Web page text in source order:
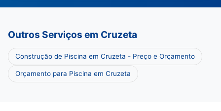
Outros Serviços em Cruzeta
Construção de Piscina em Cruzeta - Preço e Orçamento
Orçamento para Piscina em Cruzeta